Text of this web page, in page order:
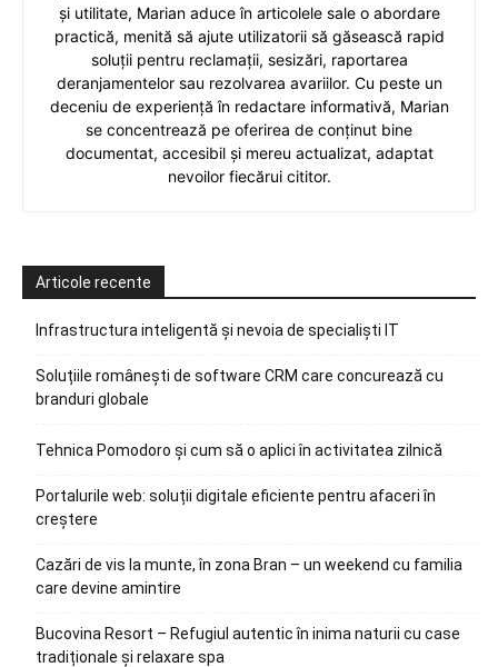
și utilitate, Marian aduce în articolele sale o abordare
practică, menită să ajute utilizatorii să găsească rapid
soluții pentru reclamații, sesizări, raportarea
deranjamentelor sau rezolvarea avariilor. Cu peste un
deceniu de experiență în redactare informativă, Marian
se concentrează pe oferirea de conținut bine
documentat, accesibil și mereu actualizat, adaptat
nevoilor fiecărui cititor.
Articole recente
Infrastructura inteligentă și nevoia de specialiști IT
Soluțiile românești de software CRM care concurează cu
branduri globale
Tehnica Pomodoro și cum să o aplici în activitatea zilnică
Portalurile web: soluții digitale eficiente pentru afaceri în
creștere
Cazări de vis la munte, în zona Bran – un weekend cu familia
care devine amintire
Bucovina Resort – Refugiul autentic în inima naturii cu case
tradiționale și relaxare spa